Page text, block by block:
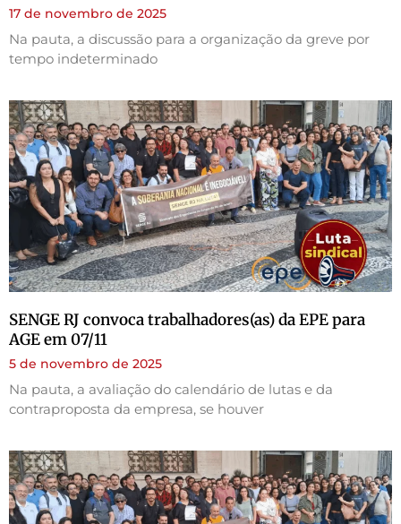
17 de novembro de 2025
Na pauta, a discussão para a organização da greve por
tempo indeterminado
SENGE RJ convoca trabalhadores(as) da EPE para
AGE em 07/11
5 de novembro de 2025
Na pauta, a avaliação do calendário de lutas e da
contraproposta da empresa, se houver